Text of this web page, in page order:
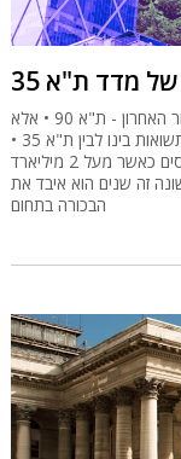
מדד ת"א 35
בתחרות בין מדדי הדגל של ת"א היה מנצח ברור בעשור האחרון - ת"א 90 • אלא
שלאחרונה התמונה התהפכה כשנפתח פער חריג בתשואות בינו לבין ת"א 35 •
פערי התשואות מחלחלים גם לשינוי היסטורי בנכסים כאשר מעל 2 מיליארד
העוקבות אחרי מדד ת"א 90 ולראשונה זה שנים הוא איבד את
הבכורה בתחום